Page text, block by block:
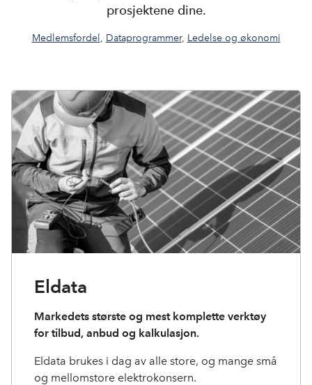
prosjektene dine.
Medlemsfordel, Dataprogrammer, Ledelse og økonomi
Eldata
Markedets største og mest komplette verktøy
for tilbud, anbud og kalkulasjon.
Eldata brukes i dag av alle store, og mange små
og mellomstore elektrokonsern.